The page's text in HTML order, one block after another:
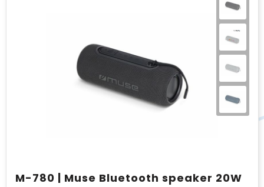
M-780 | Muse Bluetooth speaker 20W